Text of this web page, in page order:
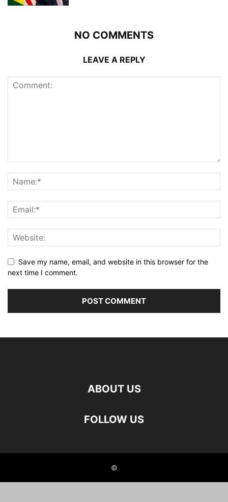
NO COMMENTS
LEAVE A REPLY
Save my name, email, and website in this browser for the
next time I comment.
ABOUT US
FOLLOW US
©